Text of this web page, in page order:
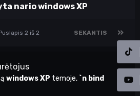
nario windows XP
SEKANTIS
2 iš 2
windows XP temoje, `n bind